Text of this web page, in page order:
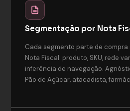
Segmentação por Nota
Cada segmento parte de
Nota Fiscal: produto, SKU, rede
inferência de navegação.
Pão de Açúcar, atacadista,